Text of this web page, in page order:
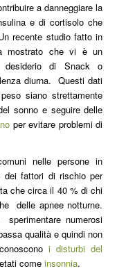
a danneggiare la
e di cortisolo che
recente studio fatto in
mostrato che vi è un
desiderio di Snack o
diurna. Questi dati
siano strettamente
sonno e seguire delle
per evitare problemi di
nelle persone in
dei fattori di rischio per
che circa il 40 % di chi
delle apnee notturne.
numerosi
qualità e quindi non
i disturbi del
come insonnia.